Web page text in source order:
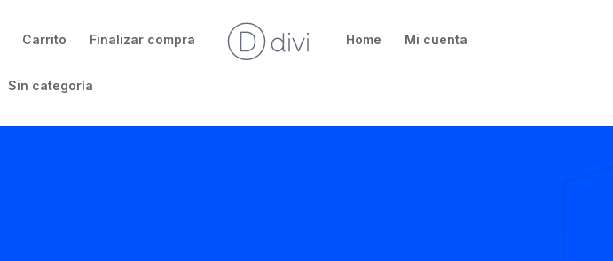
Carrito Finalizar compra Home Mi cuenta
Sin categoría